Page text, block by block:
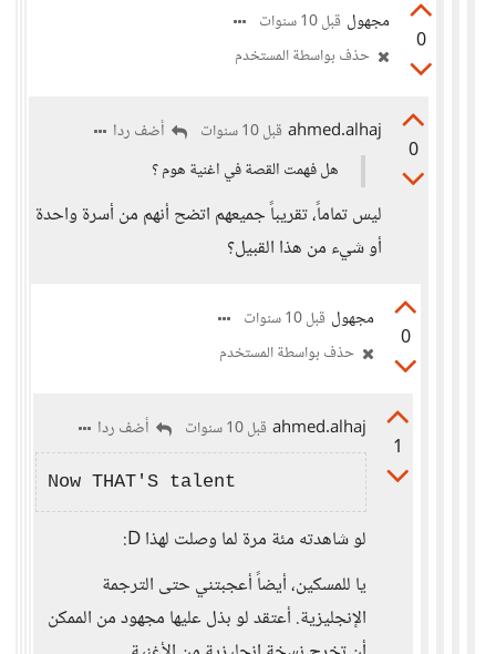
0
مجهول قبل 10 سنوات
حذف بواسطة المستخدم
0
ahmed.alhaj قبل 10 سنوات
أضف ردا
هل فهمت القصة في اغنية هوم ؟
ليس تماماً، تقريباً جميعهم اتضح أنهم من أسرة واحدة
أو شيء من هذا القبيل؟
0
مجهول قبل 10 سنوات
حذف بواسطة المستخدم
1
ahmed.alhaj قبل 10 سنوات أضف ردا
لو شاهدته مئة مرة لما وصلت لهذا D:
يا للمسكين، أيضاً أعجبتني حتى الترجمة
الإنجليزية. أعتقد لو بذل عليها مجهود من الممكن